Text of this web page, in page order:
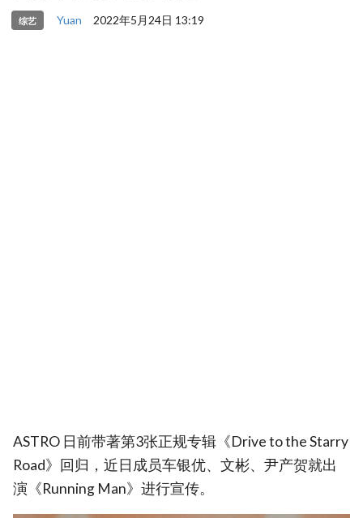
综艺 Yuan 2022年5月24日 13:19
ASTRO 日前带著第3张正规专辑《Drive to the Starry
Road》回归，近日成员车银优、文彬、尹产贺就出
演《Running Man》进行宣传。